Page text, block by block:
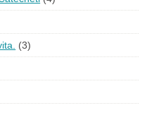
(3)